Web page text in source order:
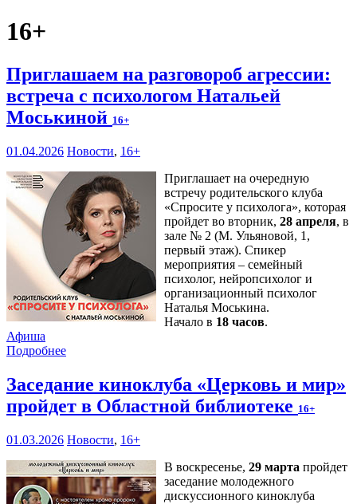
16+
Приглашаем на разговороб агрессии:
встреча с психологом Натальей
Моськиной 16+
01.04.2026 Новости, 16+
Приглашает на очередную
встречу родительского клуба
«Спросите у психолога», которая
пройдет во вторник, 28 апреля, в
зале № 2 (М. Ульяновой, 1,
первый этаж). Спикер
мероприятия – семейный
психолог, нейропсихолог и
организационный психолог
Наталья Моськина.
Начало в 18 часов.
Афиша
Подробнее
Заседание киноклуба «Церковь и мир»
пройдет в Областной библиотеке 16+
01.03.2026 Новости, 16+
В воскресенье, 29 марта пройдет
заседание молодежного
дискуссионного киноклуба